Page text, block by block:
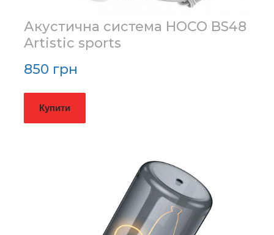
Акустична система HOCO BS48
Artistic sports
850 грн
Купити